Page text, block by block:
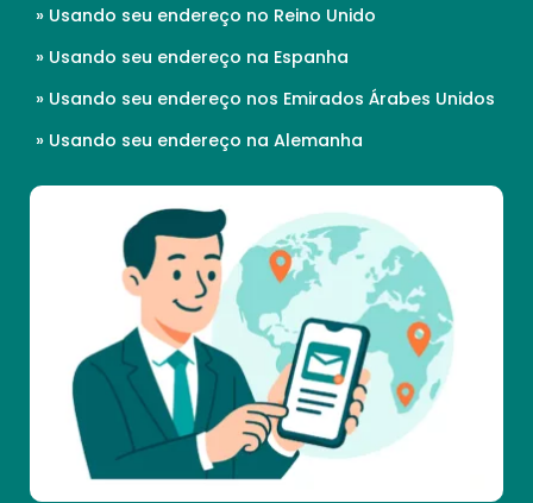
» Usando seu endereço no Reino Unido
» Usando seu endereço na Espanha
» Usando seu endereço nos Emirados Árabes Unidos
» Usando seu endereço na Alemanha